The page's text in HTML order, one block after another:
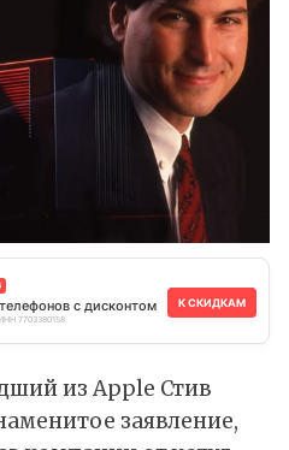
с дисконтом
7703380158
К СКИДКАМ
из Apple Стив
заявление,